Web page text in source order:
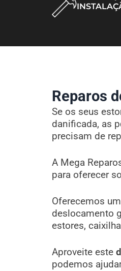
Reparos
Se os seus
danificada, as
precisam de
A Mega
para oferecer
Oferecemos um
deslocamento
estores,
Aproveite este
podemos